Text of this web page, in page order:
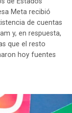
Meta recibió
de cuentas
y, en respuesta,
que el resto
hoy fuentes